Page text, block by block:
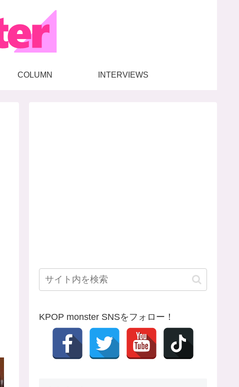
COLUMN INTERVIEWS
KPOP monster SNSをフォロー！